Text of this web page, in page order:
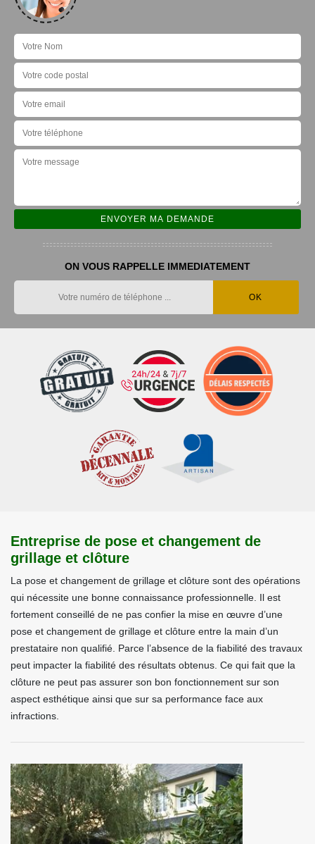
ON VOUS RAPPELLE IMMEDIATEMENT
Entreprise de pose et changement de
grillage et clôture
La pose et changement de grillage et clôture sont des opérations
qui nécessite une bonne connaissance professionnelle. Il est
fortement conseillé de ne pas confier la mise en œuvre d’une
pose et changement de grillage et clôture entre la main d’un
prestataire non qualifié. Parce l’absence de la fiabilité des travaux
peut impacter la fiabilité des résultats obtenus. Ce qui fait que la
clôture ne peut pas assurer son bon fonctionnement sur son
aspect esthétique ainsi que sur sa performance face aux
infractions.